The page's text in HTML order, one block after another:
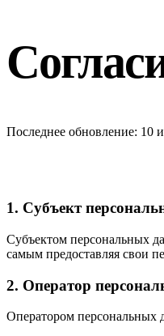
Последнее обновление: 10
1. Субъект
Субъектом персональных
самым предоставляя свои
2. Оператор
Оператором